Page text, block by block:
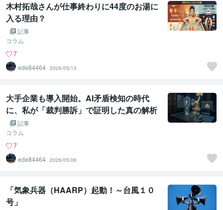
木村拓哉さんが仕事終わりに44度のお湯に
入る理由？
記事
コラム
7
ede84464 2026/05/13
大手企業も導入開始。AI矛盾検知の時代
に、私が「裁判勝訴」で証明した真の解析
力 記事
コラム
7
ede84464 2026/05/06
「気象兵器（HAARP）起動！～台風１０
号」